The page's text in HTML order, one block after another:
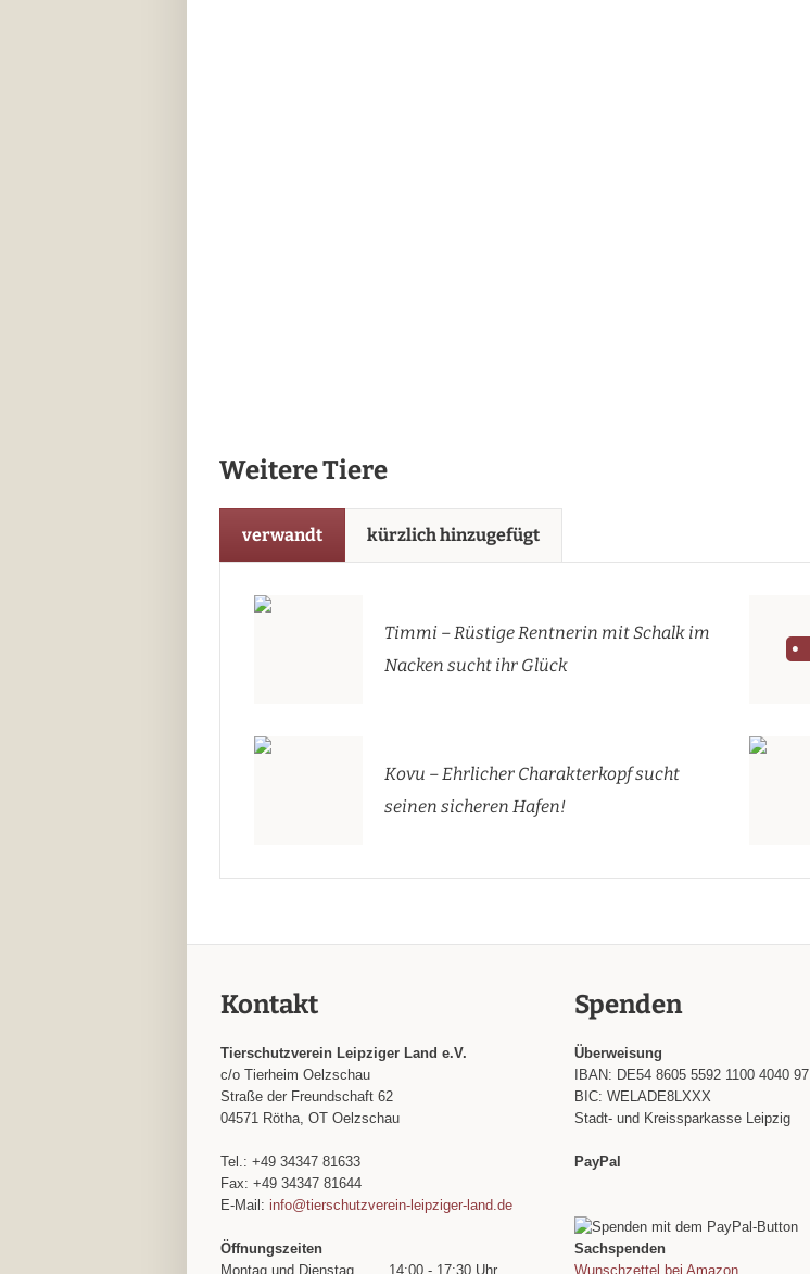
Weitere Tiere
verwandt kürzlich hinzugefügt
Timmi – Rüstige Rentnerin mit Schalk im
Nacken sucht ihr Glück
Kovu – Ehrlicher Charakterkopf sucht
seinen sicheren Hafen!
Kontakt
Tierschutzverein Leipziger Land e.V.
c/o Tierheim Oelzschau
Straße der Freundschaft 62
04571 Rötha, OT Oelzschau
Tel.: +49 34347 81633
Fax: +49 34347 81644
E-Mail: info@tierschutzverein-leipziger-land.de
Öffnungszeiten
Montag und Dienstag
14:00 - 17:30 Uhr
Spenden
Überweisung
IBAN: DE54 8605 5592 1100 4040 97
BIC: WELADE8LXXX
Stadt- und Kreissparkasse Leipzig
PayPal
Sachspenden
Wunschzettel bei Amazon